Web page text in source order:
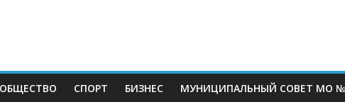
ОБЩЕСТВО СПОРТ БИЗНЕС МУНИЦИПАЛЬНЫЙ СОВЕТ МО